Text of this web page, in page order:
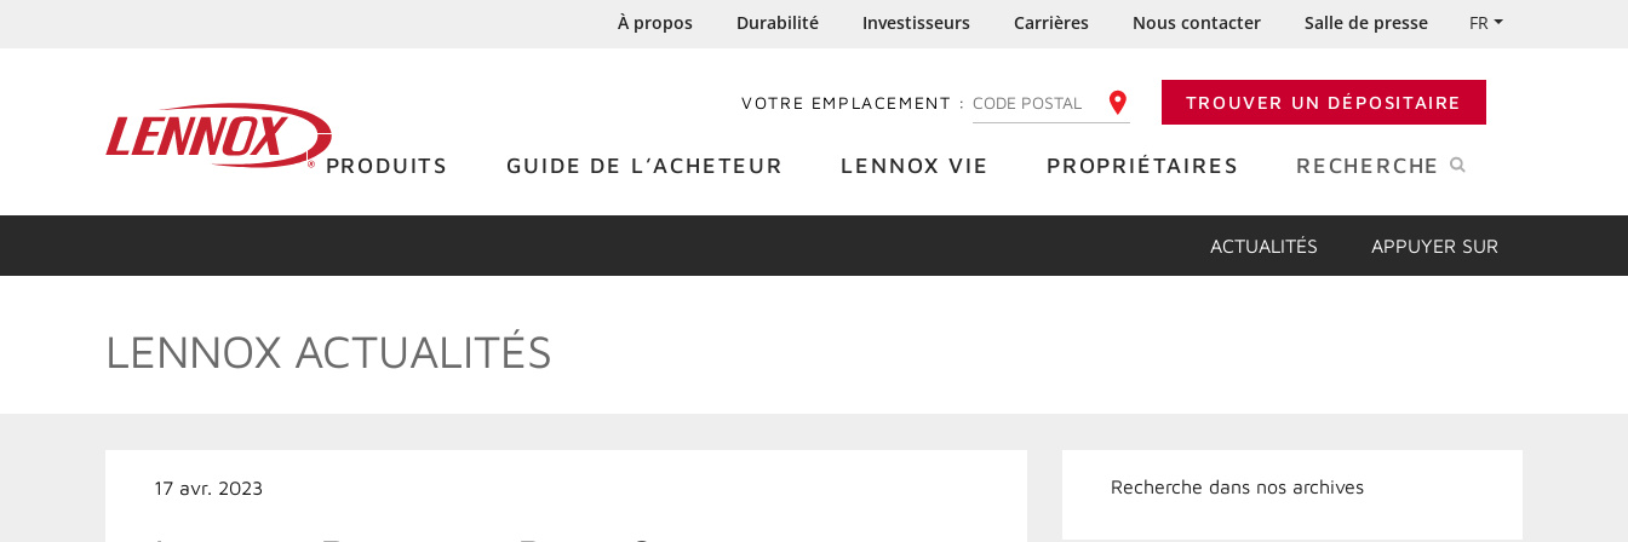
À propos Durabilité Investisseurs Carrières Nous contacter Salle de presse FR
VOTRE EMPLACEMENT : ENTREZ VOTRE CODE POSTALTROUVER UN DÉPOSITAIRE
PRODUITS GUIDE DE L’ACHETEUR LENNOX VIE PROPRIÉTAIRES RECHERCHE
ACTUALITÉS APPUYER SUR
LENNOX ACTUALITÉS
17 avr. 2023 Recherche dans nos archives